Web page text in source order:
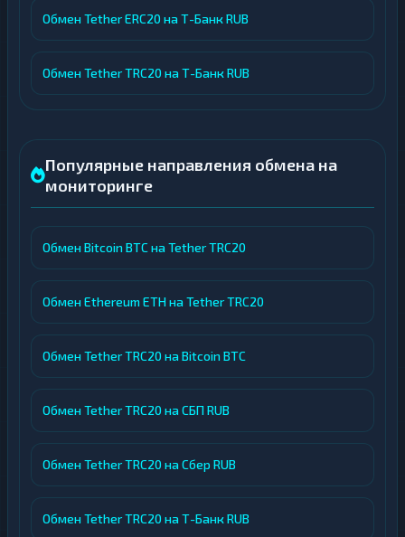
Обмен Tether ERC20 на Т-Банк RUB
Обмен Tether TRC20 на Т-Банк RUB
Популярные направления обмена на
мониторинге
Обмен Bitcoin BTC на Tether TRC20
Обмен Ethereum ETH на Tether TRC20
Обмен Tether TRC20 на Bitcoin BTC
Обмен Tether TRC20 на СБП RUB
Обмен Tether TRC20 на Сбер RUB
Обмен Tether TRC20 на Т-Банк RUB